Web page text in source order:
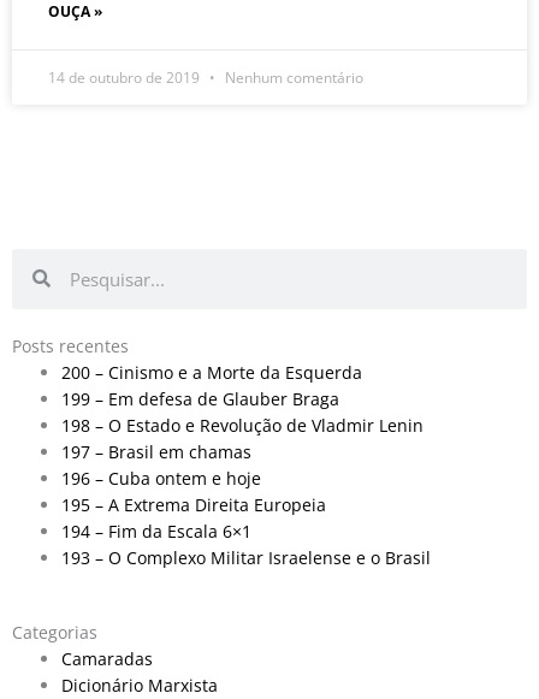
OUÇA »
14 de outubro de 2019 Nenhum comentário
Posts recentes
200 – Cinismo e a Morte da Esquerda
199 – Em defesa de Glauber Braga
198 – O Estado e Revolução de Vladmir Lenin
197 – Brasil em chamas
196 – Cuba ontem e hoje
195 – A Extrema Direita Europeia
194 – Fim da Escala 6×1
193 – O Complexo Militar Israelense e o Brasil
Categorias
Camaradas
Dicionário Marxista